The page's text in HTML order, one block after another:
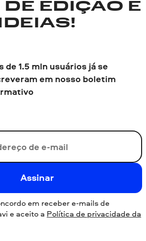
EDIÇÃO E
de 1.5 mln usuários já se
em nosso boletim
Assinar
em receber e-mails de
e aceito a Política de privacidade da